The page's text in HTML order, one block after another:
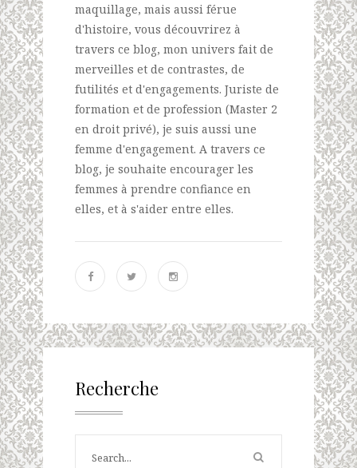
maquillage, mais aussi férue
d'histoire, vous découvrirez à
travers ce blog, mon univers fait de
merveilles et de contrastes, de
futilités et d'engagements. Juriste de
formation et de profession (Master 2
en droit privé), je suis aussi une
femme d'engagement. A travers ce
blog, je souhaite encourager les
femmes à prendre confiance en
elles, et à s'aider entre elles.
Recherche